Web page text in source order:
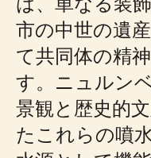
市の中世の遺
て共同体の精
す。ニュルン
景観と歴史的
たこれらの噴